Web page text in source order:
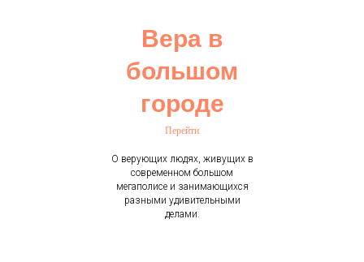
Вера в
большом
городе
Перейти
О верующих людях, живущих в
современном большом
мегаполисе и занимающихся
разными удивительными
делами.